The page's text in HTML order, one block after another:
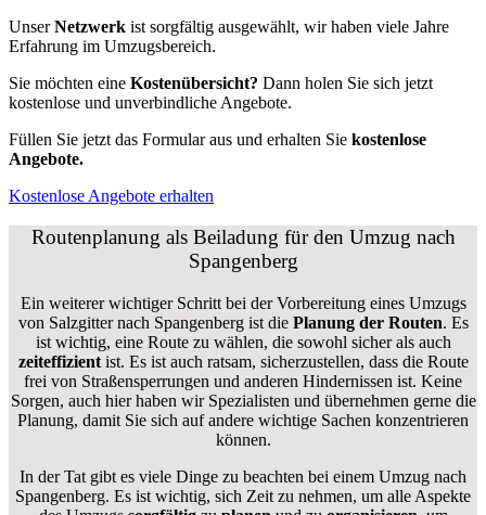
UnserNetzwerk ist sorgfältig ausgewählt, wir haben viele Jahre
Erfahrung im Umzugsbereich.
Sie möchten eine Kostenübersicht? Dann holen Sie sich jetzt
kostenlose und unverbindliche Angebote.
Füllen Sie jetzt das Formular aus und erhalten Sie kostenlose
Angebote.
Kostenlose Angebote erhalten
Routenplanung als Beiladung für den Umzug nach
Spangenberg
Ein weiterer wichtiger Schritt bei der Vorbereitung eines Umzugs
von Salzgitter nach Spangenberg ist diePlanung der Routen. Es
ist wichtig, eine Route zu wählen, die sowohl sicher als auch
zeiteffizientist. Es ist auch ratsam, sicherzustellen, dass die Route
frei von Straßensperrungen und anderen Hindernissen ist. Keine
Sorgen, auch hier haben wir Spezialisten und übernehmen gerne die
Planung, damit Sie sich auf andere wichtige Sachen konzentrieren
können.
In der Tat gibt es viele Dinge zu beachten bei einem Umzug nach
Spangenberg. Es ist wichtig, sich Zeit zu nehmen, um alle Aspekte